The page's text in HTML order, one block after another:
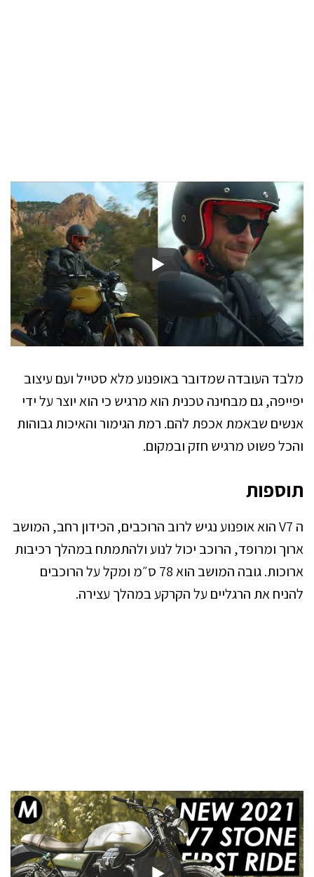
מלבד העובדה שמדובר באופנוע מלא סטייל ועם עיצוב
יפייפה, גם מבחינה טכנית הוא מרגיש כי הוא יוצר על ידי
אנשים שבאמת אכפת להם. רמת הגימור והאיכות גבוהות
והכל פשוט מרגיש חזק ובמקום.
תוספות
ה V7 הוא אופנוע נגיש לרוב הרוכבים, הכידון רחב, המושב
ארוך ומרופד, הרוכב יכול לנוע ולהתמתח במהלך רכיבות
ארוכות. גובה המושב הוא 78 ס״מ ומקל על הרוכבים
להניח את הרגליים על הקרקע במהלך עצירה.